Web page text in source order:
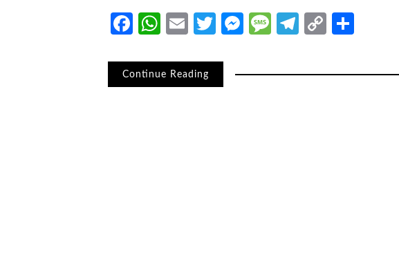
Facebook
WhatsApp
EmailTwitter
Messenger
Message
Telegram
Copy
Continue Reading